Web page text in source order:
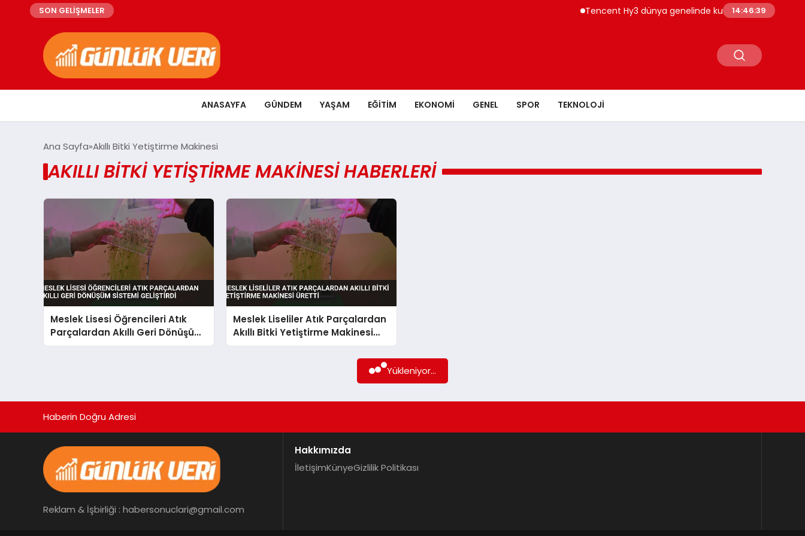
SON GELİŞMELER Tencent Hy3 dünya genelinde kullanıma sunuldu
14:46:39
ANASAYFA GÜNDEM YAŞAM EĞITIM EKONOMI GENEL SPOR TEKNOLOJI
Ana Sayfa Akıllı Bitki Yetiştirme Makinesi
AKILLI BITKI YETIŞTIRME MAKINESI HABERLERI
Meslek Lisesi Öğrencileri Atık
Parçalardan Akıllı Geri Dönüşüm
Sistemi Geliştirdi
Meslek Liseliler Atık Parçalardan
Akıllı Bitki Yetiştirme Makinesi
Üretti
Yükleniyor...
Haberin Doğru Adresi
Reklam & İşbirliği : habersonuclari@gmail.com
Hakkımızda
İletişimKünyeGizlilik Politikası